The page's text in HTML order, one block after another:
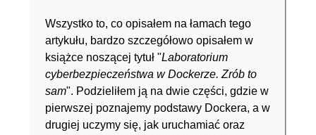
Wszystko to, co opisałem na łamach tego
artykułu, bardzo szczegółowo opisałem w
książce noszącej tytuł "Laboratorium
cyberbezpieczeństwa w Dockerze. Zrób to
sam". Podzieliłem ją na dwie części, gdzie w
pierwszej poznajemy podstawy Dockera, a w
drugiej uczymy się, jak uruchamiać oraz